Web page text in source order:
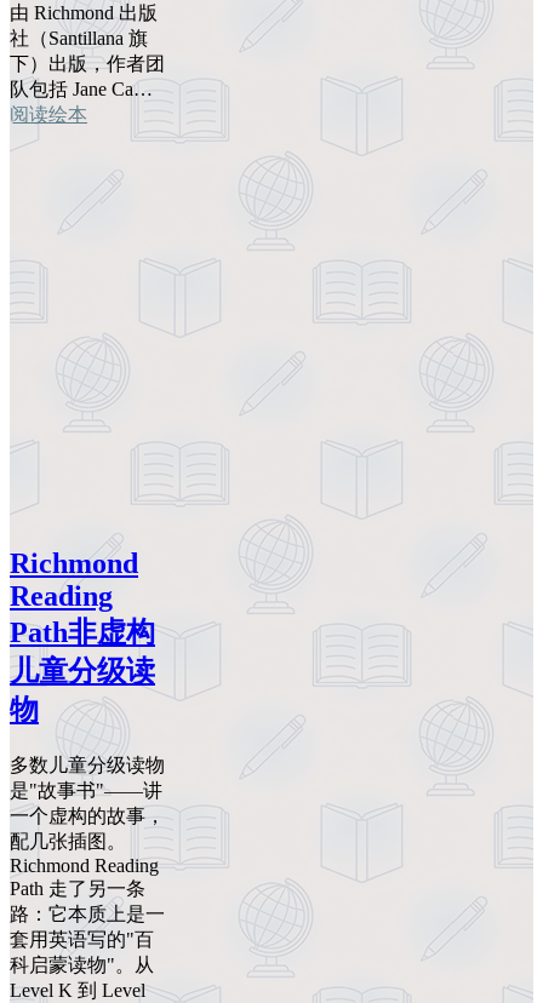
由 Richmond 出版
社（Santillana 旗
下）出版，作者团
队包括 Jane Ca…
阅读绘本
Richmond
Reading
Path非虚构
儿童分级读
物
多数儿童分级读物
是"故事书"——讲
一个虚构的故事，
配几张插图。
Richmond Reading
Path 走了另一条
路：它本质上是一
套用英语写的"百
科启蒙读物"。从
Level K 到 Level